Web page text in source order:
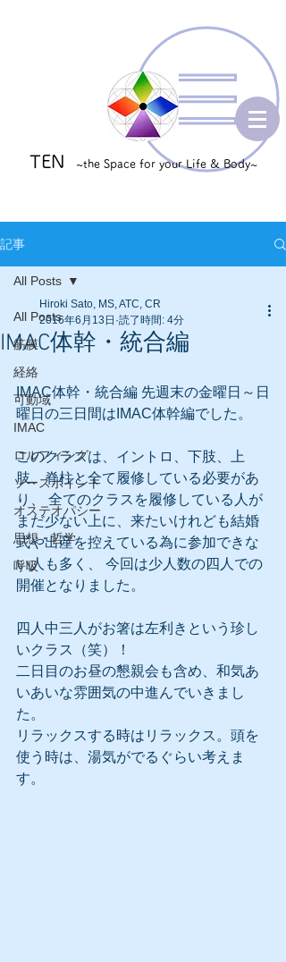
TEN ~the Space for your Life & Body~
記事
All Posts
筋膜
経絡
可動域
IMAC
ロルフィング
ソースポイント
オステオパシー
思想・哲学
呼吸
All Posts
IMAC体幹・統合編
Hiroki Sato, MS, ATC, CR
2016年6月13日 読了時間: 4分
IMAC体幹・統合編 先週末の金曜日～日
曜日の三日間はIMAC体幹編でした。
このクラスは、イントロ、下肢、上
肢、脊柱と全て履修している必要があ
り、 全てのクラスを履修している人が
まだ少ない上に、来たいけれども結婚
式や出産を控えている為に参加できな
い人も多く、 今回は少人数の四人での
開催となりました。
四人中三人がお箸は左利きという珍し
いクラス（笑）！
二日目のお昼の懇親会も含め、和気あ
いあいな雰囲気の中進んでいきまし
た。
リラックスする時はリラックス。頭を
使う時は、湯気がでるぐらい考えま
す。